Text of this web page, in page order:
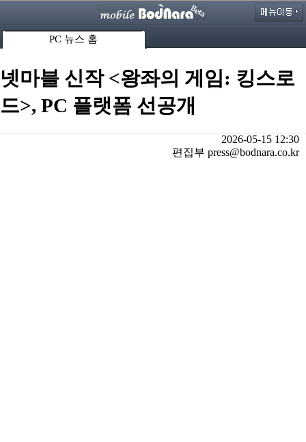
PC 뉴스 홈
넷마블 신작 <왕좌의 게임: 킹스로
드>, PC 플랫폼 선공개
2026-05-15 12:30
편집부 press@bodnara.co.kr